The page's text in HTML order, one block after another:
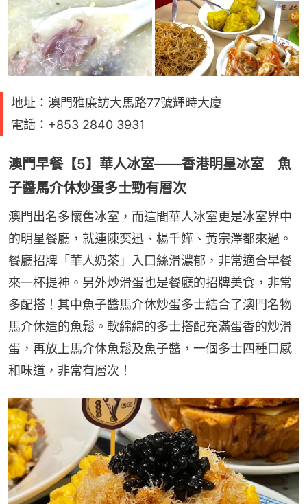
地址：澳門雅廉訪大馬路77號輝時大廈
電話：+853 2840 3931
澳門早餐【5】華人冰室——香港明星冰室 魚
子醬馬介休炒蛋多士勁有層次
澳門出名多懷舊冰室，而這間華人冰室更是冰室界中
的明星餐廳，就連陳奕迅、楊千嬅、黃宗澤都來過。
餐廳招牌「華人奶茶」入口絲滑濃郁，非常適合早餐
來一杯提神。另外炒滑蛋也是餐廳的招牌美食，非常
多配搭！其中魚子醬馬介休炒蛋多士結合了澳門名物
馬介休造的魚鬆。軟綿綿的多士搭配充滿蛋香的炒滑
蛋，再放上馬介休魚鬆及魚子醬，一個多士四種口感
和味道，非常有層次！